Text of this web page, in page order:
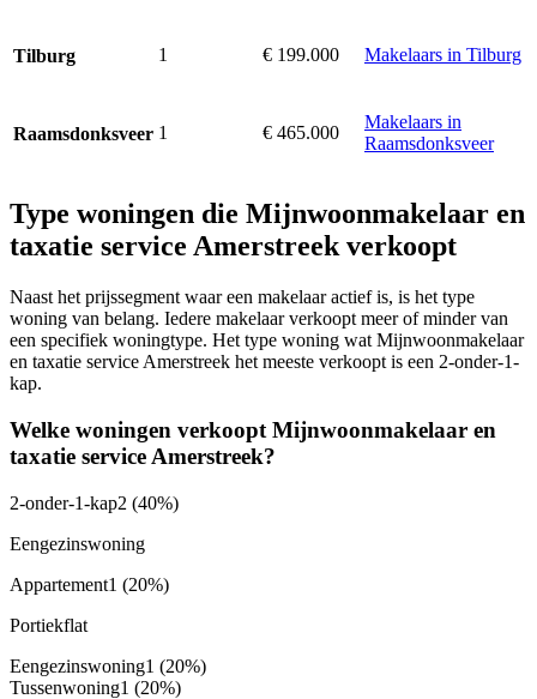
Tilburg 1 € 199.000 Makelaars in Tilburg
Raamsdonksveer 1 € 465.000
Makelaars in
Raamsdonksveer
Type woningen die Mijnwoonmakelaar en
taxatie service Amerstreek verkoopt
Naast het prijssegment waar een makelaar actief is, is het type
woning van belang. Iedere makelaar verkoopt meer of minder van
een specifiek woningtype. Het type woning wat Mijnwoonmakelaar
en taxatie service Amerstreek het meeste verkoopt is een 2-onder-1-
kap.
Welke woningen verkoopt Mijnwoonmakelaar en
taxatie service Amerstreek?
2-onder-1-kap2 (40%)
Eengezinswoning
Appartement1 (20%)
Portiekflat
Eengezinswoning1 (20%)
Tussenwoning1 (20%)